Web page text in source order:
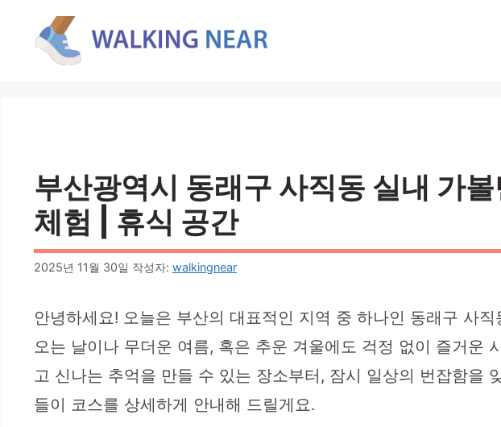
부산광역시 동래구 사직동 실내 가
체험 | 휴식 공간
2025년 11월 30일 작성자: walkingnear
안녕하세요! 오늘은 부산의 대표적인 지역 중 하나인 동래구 사
오는 날이나 무더운 여름, 혹은 추운 겨울에도 걱정 없이 즐거운
고 신나는 추억을 만들 수 있는 장소부터, 잠시 일상의 번잡함을
들이 코스를 상세하게 안내해 드릴게요.